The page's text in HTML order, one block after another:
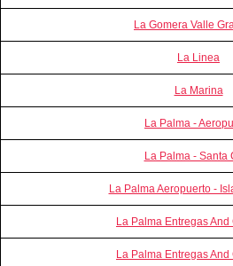
La Gomera Valle
La Linea
La Marina
La Palma -
La Palma - Santa
La Palma Aeropuerto -
La Palma Entregas And
La Palma Entregas And